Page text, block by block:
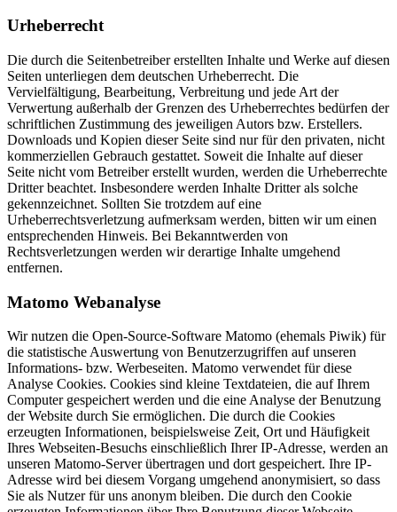
Urheberrecht
Die durch die Seitenbetreiber erstellten Inhalte und Werke auf diesen
Seiten unterliegen dem deutschen Urheberrecht. Die
Vervielfältigung, Bearbeitung, Verbreitung und jede Art der
Verwertung außerhalb der Grenzen des Urheberrechtes bedürfen der
schriftlichen Zustimmung des jeweiligen Autors bzw. Erstellers.
Downloads und Kopien dieser Seite sind nur für den privaten, nicht
kommerziellen Gebrauch gestattet. Soweit die Inhalte auf dieser
Seite nicht vom Betreiber erstellt wurden, werden die Urheberrechte
Dritter beachtet. Insbesondere werden Inhalte Dritter als solche
gekennzeichnet. Sollten Sie trotzdem auf eine
Urheberrechtsverletzung aufmerksam werden, bitten wir um einen
entsprechenden Hinweis. Bei Bekanntwerden von
Rechtsverletzungen werden wir derartige Inhalte umgehend
entfernen.
Matomo Webanalyse
Wir nutzen die Open-Source-Software Matomo (ehemals Piwik) für
die statistische Auswertung von Benutzerzugriffen auf unseren
Informations- bzw. Werbeseiten. Matomo verwendet für diese
Analyse Cookies. Cookies sind kleine Textdateien, die auf Ihrem
Computer gespeichert werden und die eine Analyse der Benutzung
der Website durch Sie ermöglichen. Die durch die Cookies
erzeugten Informationen, beispielsweise Zeit, Ort und Häufigkeit
Ihres Webseiten-Besuchs einschließlich Ihrer IP-Adresse, werden an
unseren Matomo-Server übertragen und dort gespeichert. Ihre IP-
Adresse wird bei diesem Vorgang umgehend anonymisiert, so dass
Sie als Nutzer für uns anonym bleiben. Die durch den Cookie